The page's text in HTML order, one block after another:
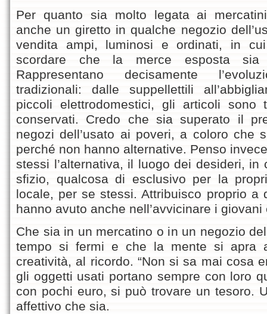
Per quanto sia molto legata ai
anche un giretto in qualche negozio
vendita ampi, luminosi e ordinati, in
scordare che la merce esposta
Rappresentano decisamente
tradizionali: dalle suppellettili
piccoli elettrodomestici, gli articoli sono
conservati. Credo che sia superato il
negozi dell’usato ai poveri, a coloro che
perché non hanno alternative. Penso
stessi l’alternativa, il luogo dei desideri, in
sfizio, qualcosa di esclusivo per la
locale, per se stessi. Attribuisco proprio a
hanno avuto anche nell’avvicinare i
Che sia in un mercatino o in un negozio
tempo si fermi e che la mente si apra
creatività, al ricordo. “Non si sa mai cosa
gli oggetti usati portano sempre con loro
con pochi euro, si può trovare un tesoro.
affettivo che sia.